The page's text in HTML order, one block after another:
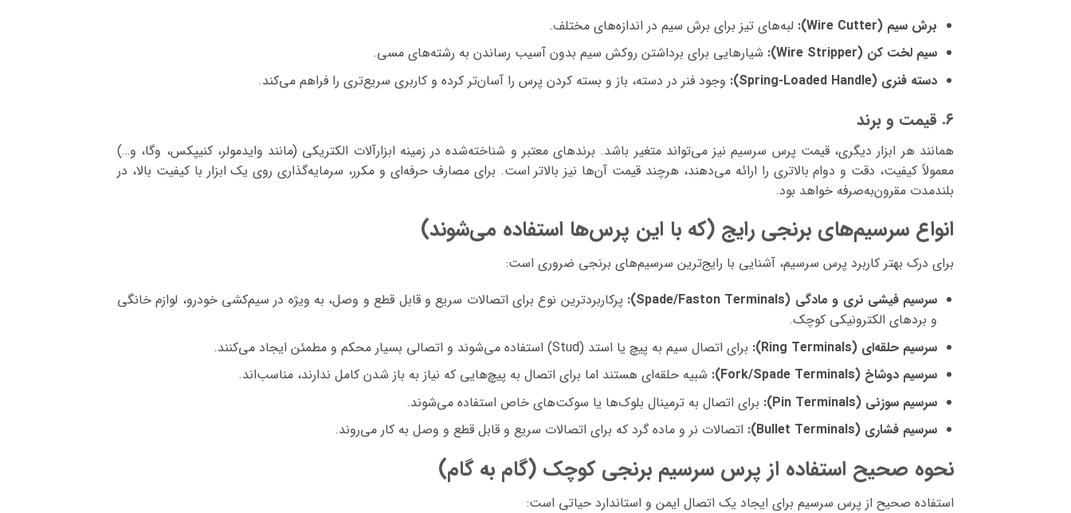
برش سیم (Wire Cutter):
لبه‌های تیز برای برش سیم در اندازه‌های مختلف.
سیم لخت کن (Wire Stripper):
شیارهایی برای برداشتن روکش سیم بدون آسیب رساندن به رشته‌های مسی.
دسته فنری (Spring-Loaded Handle):
وجود فنر در دسته، باز و بسته کردن پرس را آسان‌تر کرده و کاربری سریع‌تری را فراهم می‌کند.
۶. قیمت و برند
همانند هر ابزار دیگری، قیمت پرس سرسیم نیز می‌تواند متغیر باشد. برندهای معتبر و شناخته‌شده در زمینه ابزارآلات الکتریکی (مانند وایدمولر، کنیپکس، وگا، و…)
معمولاً کیفیت، دقت و دوام بالاتری را ارائه می‌دهند، هرچند قیمت آن‌ها نیز بالاتر است. برای مصارف حرفه‌ای و مکرر، سرمایه‌گذاری روی یک ابزار با کیفیت بالا، در
بلندمدت مقرون‌به‌صرفه خواهد بود.
انواع سرسیم‌های برنجی رایج (که با این پرس‌ها استفاده می‌شوند)
برای درک بهتر کاربرد پرس سرسیم، آشنایی با رایج‌ترین سرسیم‌های برنجی ضروری است:
سرسیم فیشی نری و مادگی (Spade/Faston Terminals):
پرکاربردترین نوع برای اتصالات سریع و قابل قطع و وصل، به ویژه در سیم‌کشی خودرو، لوازم خانگی
و بردهای الکترونیکی کوچک.
سرسیم حلقه‌ای (Ring Terminals):
برای اتصال سیم به پیچ یا استد (Stud) استفاده می‌شوند و اتصالی بسیار محکم و مطمئن ایجاد می‌کنند.
سرسیم دوشاخ (Fork/Spade Terminals):
شبیه حلقه‌ای هستند اما برای اتصال به پیچ‌هایی که نیاز به باز شدن کامل ندارند، مناسب‌اند.
سرسیم سوزنی (Pin Terminals):
برای اتصال به ترمینال بلوک‌ها یا سوکت‌های خاص استفاده می‌شوند.
سرسیم فشاری (Bullet Terminals):
اتصالات نر و ماده گرد که برای اتصالات سریع و قابل قطع و وصل به کار می‌روند.
نحوه صحیح استفاده از پرس سرسیم برنجی کوچک (گام به گام)
استفاده صحیح از پرس سرسیم برای ایجاد یک اتصال ایمن و استاندارد حیاتی است: